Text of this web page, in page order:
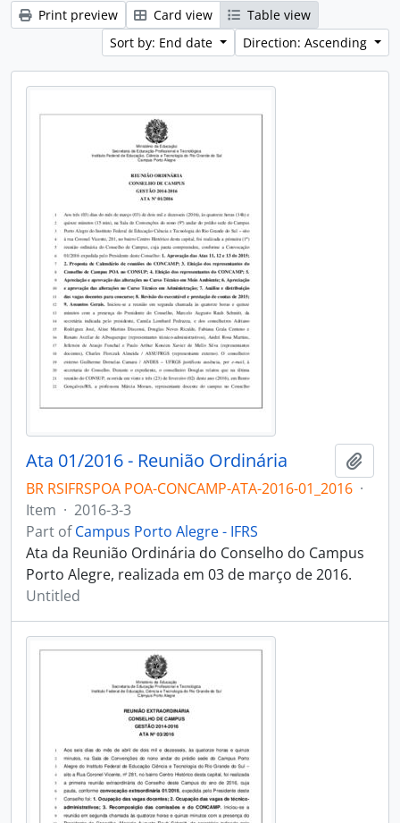
Print preview Card view
Table view
Sort by: End date
Direction: Ascending
Ata 01/2016 - Reunião Ordinária
BR RSIFRSPOA POA-CONCAMP-ATA-2016-01_2016 ·
Item · 2016-3-3
Part ofCampus Porto Alegre - IFRS
Ata da Reunião Ordinária do Conselho do Campus
Porto Alegre, realizada em 03 de março de 2016.
Untitled